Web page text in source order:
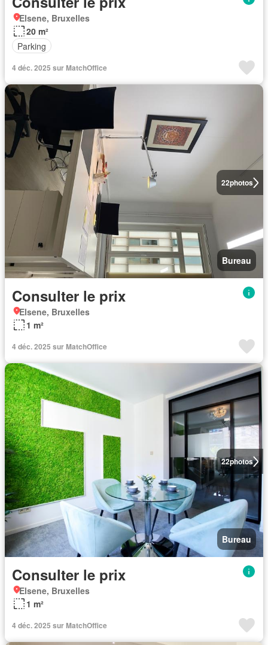
Elsene, Bruxelles
20 m²
Parking
4 déc. 2025 sur MatchOffice
22photos
Bureau
Consulter le prix
Elsene, Bruxelles
1 m²
4 déc. 2025 sur MatchOffice
22photos
Bureau
Consulter le prix
Elsene, Bruxelles
1 m²
4 déc. 2025 sur MatchOffice